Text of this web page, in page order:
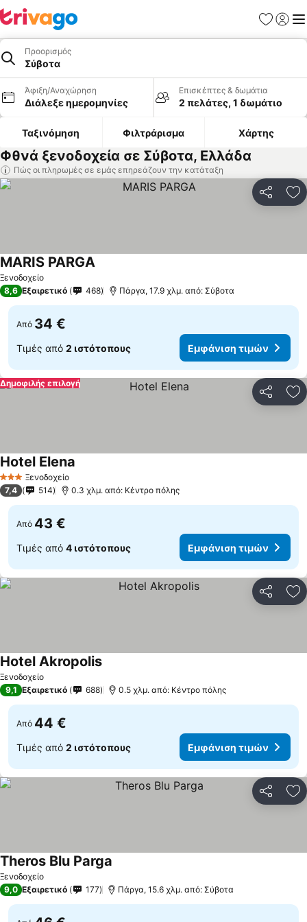
Προορισμός
Σύβοτα
Άφιξη/Αναχώρηση
Διάλεξε ημερομηνίες
Επισκέπτες & δωμάτια
2 πελάτες, 1 δωμάτιο
Ταξινόμηση Φιλτράρισμα Χάρτης
Φθνά ξενοδοχεία σε Σύβοτα, Ελλάδα
Πώς οι πληρωμές σε εμάς επηρεάζουν την κατάταξη
Ξενοδοχείο
MARIS PARGAΕμφάνιση τιμών
8,6 Εξαιρετικό 468 Πάργα, 17.9 χλμ. από: Σύβοτα
Από 34 €
Τιμές από 2 ιστότοπους Εμφάνιση τιμών
Δημοφιλής επιλογή
3 ΑστέριαΞενοδοχείο
Hotel Elena
7,4 514 0.3 χλμ. από: Κέντρο πόλης
Από 43 €
Τιμές από 4 ιστότοπους Εμφάνιση τιμών
Ξενοδοχείο
Hotel AkropolisΕμφάνιση τιμών
9,1 Εξαιρετικό 688 0.5 χλμ. από: Κέντρο πόλης
Από 44 €
Τιμές από 2 ιστότοπους Εμφάνιση τιμών
Ξενοδοχείο
Theros Blu Parga
9,0 Εξαιρετικό 177 Πάργα, 15.6 χλμ. από: Σύβοτα